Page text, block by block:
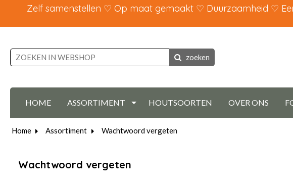
Zelf samenstellen ♡ Op maat gemaakt ♡ Duurzaamheid ♡
zoeken
HOME ASSORTIMENT HOUTSOORTEN OVER ONS
Home Assortiment Wachtwoord vergeten
Wachtwoord vergeten